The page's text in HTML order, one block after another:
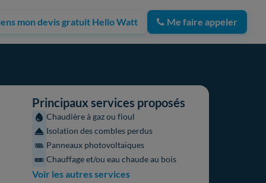
mon devis gratuit Hello Watt Me faire appeler
Principaux services proposés
Chaudière à gaz ou fioul
Isolation des combles perdus
Panneaux photovoltaïques
Chauffage et/ou eau chaude au bois
Voir les autres services